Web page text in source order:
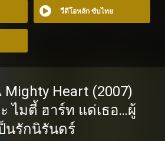
วีดีโอหลัก ซับไทย
Mighty Heart (2007)
ไมตี้ ฮาร์ท แด่เธอ…ผู้
นรักนิรันดร์